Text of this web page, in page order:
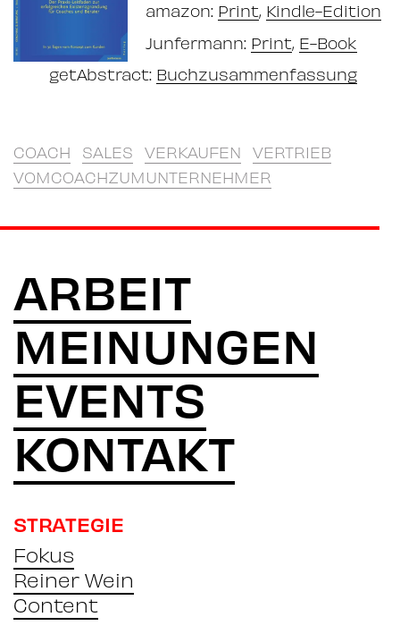
amazon: Print, Kindle-Edition
Junfermann: Print, E-Book
getAbstract: Buchzusammenfassung
COACH SALES VERKAUFEN
VERTRIEB
VOMCOACHZUMUNTERNEHMER
ARBEIT
MEINUNGEN
EVENTS
KONTAKT
STRATEGIE
Fokus
Reiner Wein
Content